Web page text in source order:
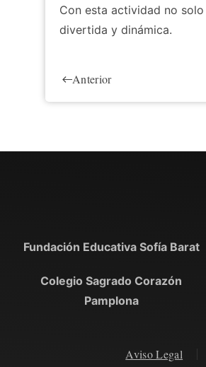
Con esta actividad no
divertida y dinámica.
Anterior
Fundación Educativa Sofía Barat
Colegio Sagrado Corazón
Pamplona
Aviso Legal